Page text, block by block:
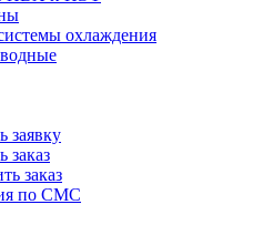
охлаждения
заявку
заказ
заказ
по СМС